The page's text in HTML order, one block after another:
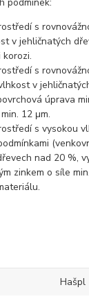
podmínek:
s
v jehličnatých
s
v
úprava
12 μm.
s vysokou
nad 20 %,
zinkem o síle
Hašpl